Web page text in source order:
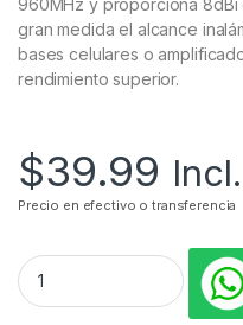
gran medida el alcance
bases celulares o
rendimiento superior.
$39.99
Precio en efectivo o transferencia